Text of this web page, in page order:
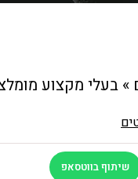
» בעלי מקצוע
שיתוף בווטסאפ